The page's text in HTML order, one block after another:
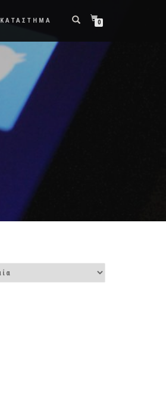
ΚΑΤΑΣΤΗΜΑ 0